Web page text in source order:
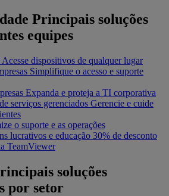
Principais soluções
equipes
Acesse dispositivos de qualquer lugar
Simplifique o acesso e suporte
Expanda e proteja a TI corporativa
serviços gerenciados Gerencie e cuide
o suporte e as operações
lucrativos e educação 30% de desconto
TeamViewer
soluções
por setor